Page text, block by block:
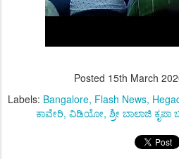
Posted 15th March
Labels: Bangalore Flash News
ಕಾವೇರಿ ವಿಡಿಯೋ ಶ್ರೀ ಬಾಲಾಜಿ